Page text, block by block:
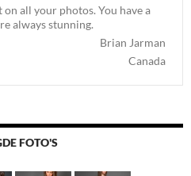
all your photos. You have a
always stunning.
Brian Jarman
Canada
FOTO'S